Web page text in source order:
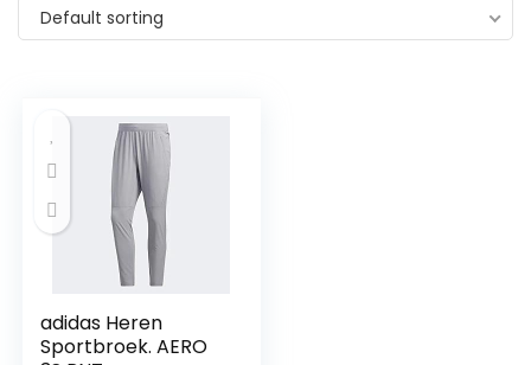
Default sorting
adidas Heren
Sportbroek. AERO